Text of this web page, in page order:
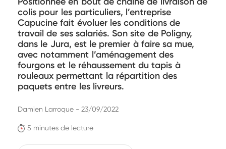
colis pour les particuliers, l’entreprise
Capucine fait évoluer les conditions de
travail de ses salariés. Son site de Poligny,
dans le Jura, est le premier à faire sa mue,
avec notamment l’aménagement des
fourgons et le réhaussement du tapis à
rouleaux permettant la répartition des
paquets entre les livreurs.
5 minutes de lecture
Damien Larroque - 23/09/2022